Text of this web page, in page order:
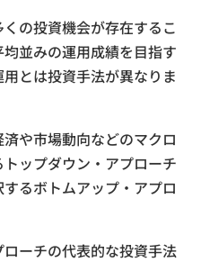
の投資機会が存在するこ
並みの運用成績を目指す
とは投資手法が異なりま
や市場動向などのマクロ
ップダウン・アプローチ
るボトムアップ・アプロ
ーチの代表的な投資手法